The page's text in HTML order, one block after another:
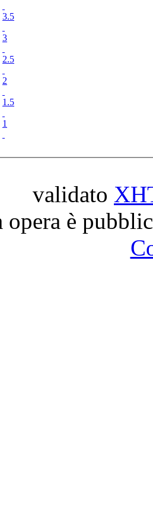
3.5
3
2.5
2
1.5
1
validato
opera è